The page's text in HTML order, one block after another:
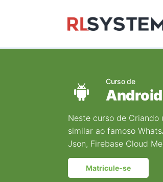
Curso de
Neste curso de
similar ao famoso
Json, Firebase Cloud
Matricule-se